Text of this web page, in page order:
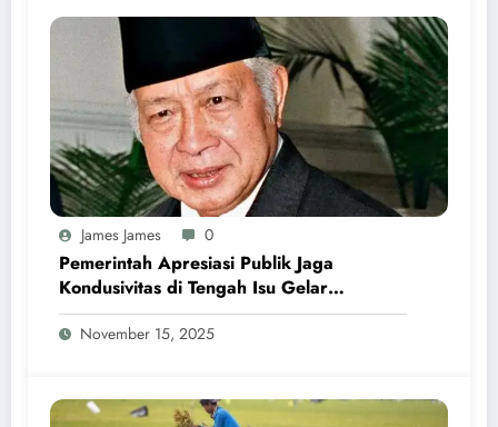
James James 0
Pemerintah Apresiasi Publik Jaga
Kondusivitas di Tengah Isu Gelar
Pahlawan Soeharto
November 15, 2025